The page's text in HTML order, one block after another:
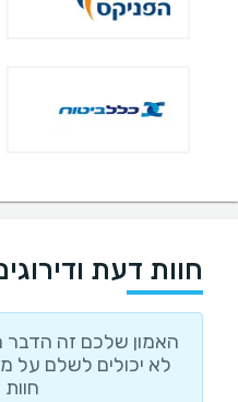
חוות דעת
האמון שלכם זה הדבר
לא יכולים לשלם על